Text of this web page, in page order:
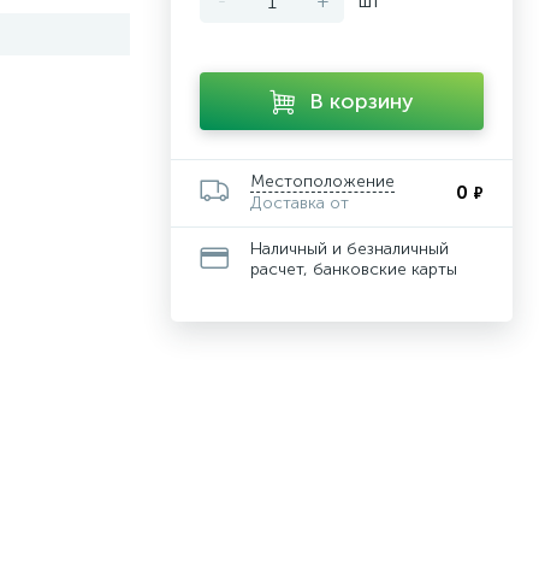
В корзину
Местоположение
Доставка от
0 ₽
Наличный и безналичный
расчет, банковские карты